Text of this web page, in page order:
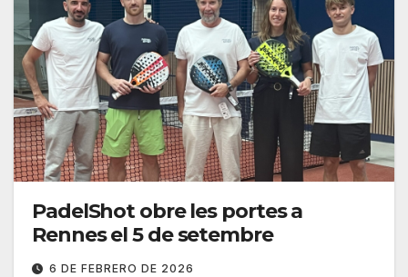
PadelShot obre les portes a
Rennes el 5 de setembre
6 DE FEBRERO DE 2026